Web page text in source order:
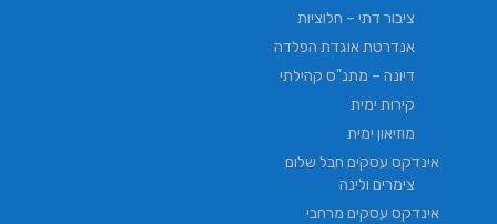
ציבור דתי – חלוציות
אנדרטת אוגדת הפלדה
דיונה – מתנ"ס קהילתי
קירות ימית
מוזיאון ימית
אינדקס עסקים חבל שלום
צימרים ולינה
אינדקס עסקים מרחבי